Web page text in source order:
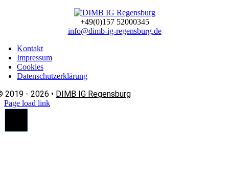
+49(0)157 52000345
info@dimb-ig-regensburg.de
Kontakt
Impressum
Cookies
Datenschutzerklärung
2019 - 2026 • DIMB IG Regensburg
Page load link
Nach